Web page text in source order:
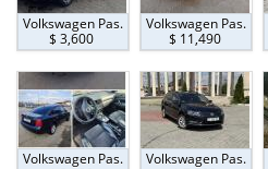
Volkswagen Pas.
$ 3,600
Volkswagen Pas.
$ 11,490
Volkswagen Pas.
Volkswagen Pas.